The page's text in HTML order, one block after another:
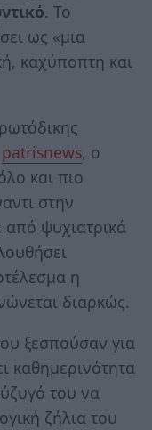
. Το
ως «μια
καχύποπτη και
patrisnews, ο
και πιο
στην
από ψυχιατρικά
η
διαρκώς.
ξεσπούσαν για
καθημερινότητα
του να
ζήλια του